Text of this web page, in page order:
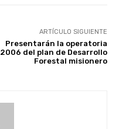
ARTÍCULO SIGUIENTE
Presentarán la operatoria
2006 del plan de Desarrollo
Forestal misionero